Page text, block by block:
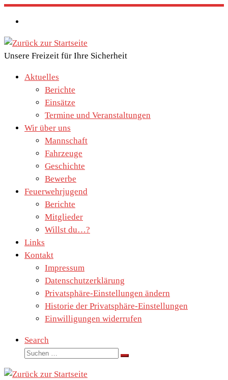
Zum
Inhalt
springen
Unsere Freizeit für Ihre Sicherheit
Aktuelles
Berichte
Einsätze
Termine und Veranstaltungen
Wir über uns
Mannschaft
Fahrzeuge
Geschichte
Bewerbe
Feuerwehrjugend
Berichte
Mitglieder
Willst du…?
Links
Kontakt
Impressum
Datenschutzerklärung
Privatsphäre-Einstellungen ändern
Historie der Privatsphäre-Einstellungen
Einwilligungen widerrufen
Search
Suche
Suchen …